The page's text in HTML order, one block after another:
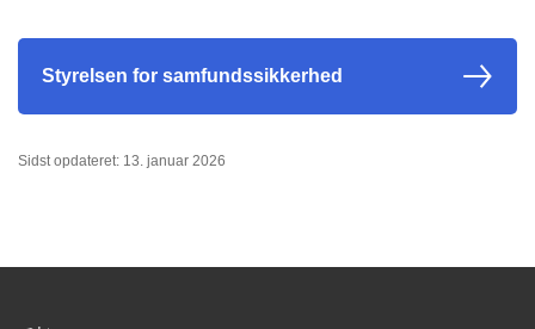
Styrelsen for samfundssikkerhed
Sidst opdateret: 13. januar 2026